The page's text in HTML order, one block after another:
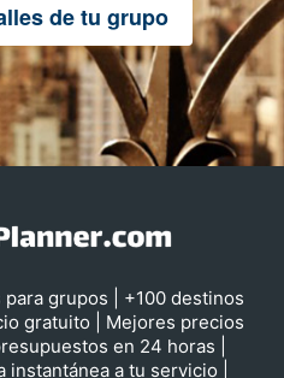
de tu grupo
grupos | +100 destinos
gratuito | Mejores precios
en 24 horas |
a tu servicio |